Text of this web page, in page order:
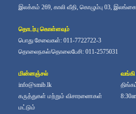
இலக்கம் 269, காலி வீதி, கொழும்பு 03,
தொடர்பு கொள்ளவும்
பொது சேவைகள்: 011-7722722-3
தொலைநகல்/தொலைபேசி: 011-2575031
மின்னஞ்சல்
info@smib.lk
கருத்துகள் மற்றும் விசாரணைகள்
மட்டும்
வங்கி